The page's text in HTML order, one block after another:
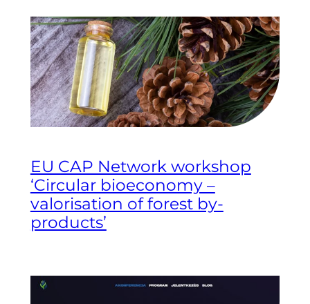
EU CAP Network workshop
‘Circular bioeconomy –
valorisation of forest by-
products’